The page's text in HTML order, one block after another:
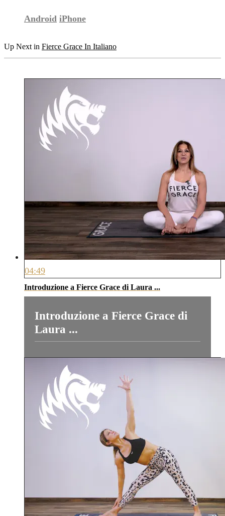
Android iPhone
Up Next in Fierce Grace In Italiano
04:49
Introduzione a Fierce Grace di Laura ...
Introduzione a Fierce Grace di
Laura ...